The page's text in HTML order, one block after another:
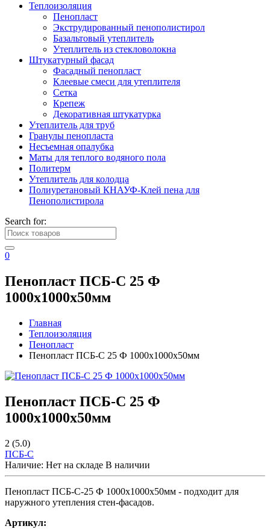
Теплоизоляция
Пенопласт
Экструдированный пенополистирол
Базальтовый утеплитель
Утеплитель из стекловолокна
Штукатурный фасад
Фасадный пенопласт
Клеевые смеси для утеплителя
Сетка
Крепеж
Декоративная штукатурка
Утеплитель для труб
Гранулы пенопласта
Несъемная опалубка
Маты для теплого водяного пола
Политерм
Утеплитель для колодца
Полиуретановый КНАУФ-Клей пена для
Пенополистирола
Search for:
0
Пенопласт ПСБ-С 25 Ф
1000x1000x50мм
Главная
Теплоизоляция
Пенопласт
Пенопласт ПСБ-С 25 Ф 1000x1000x50мм
Пенопласт ПСБ-С 25 Ф
1000x1000x50мм
2 (5.0)
ПСБ-C
Наличие: Нет на складе В наличии
Пенопласт ПСБ-С-25 Ф 1000x1000x50мм - подходит для
наружного утепления стен-фасадов.
Артикул: